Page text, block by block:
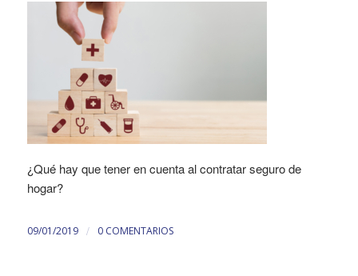
¿Qué hay que tener en cuenta al contratar seguro de
hogar?
09/01/2019 / 0 COMENTARIOS